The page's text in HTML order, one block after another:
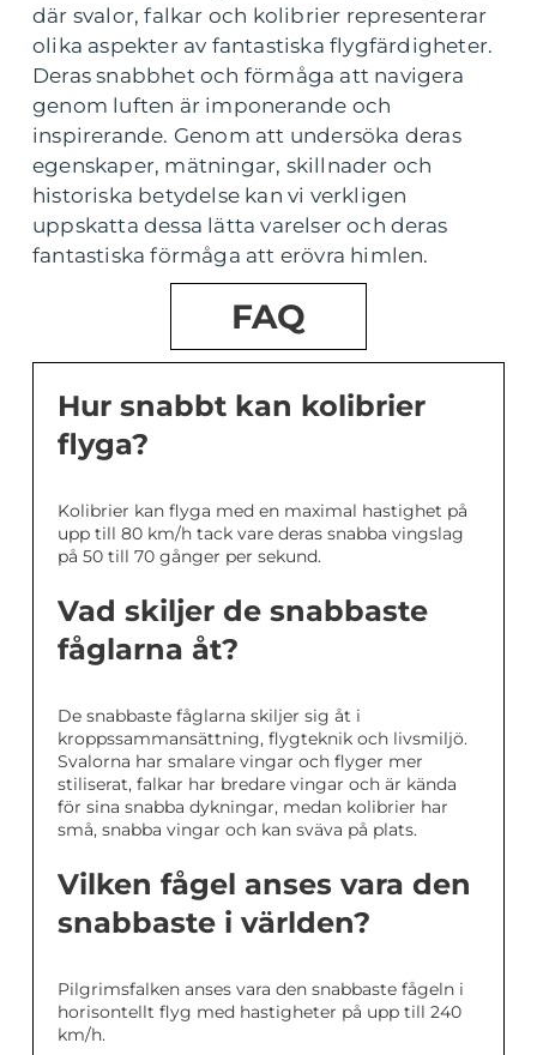
där svalor, falkar och kolibrier representerar
olika aspekter av fantastiska flygfärdigheter.
Deras snabbhet och förmåga att navigera
genom luften är imponerande och
inspirerande. Genom att undersöka deras
egenskaper, mätningar, skillnader och
historiska betydelse kan vi verkligen
uppskatta dessa lätta varelser och deras
fantastiska förmåga att erövra himlen.
FAQ
Hur snabbt kan kolibrier
flyga?
Kolibrier kan flyga med en maximal hastighet på
upp till 80 km/h tack vare deras snabba vingslag
på 50 till 70 gånger per sekund.
Vad skiljer de snabbaste
fåglarna åt?
De snabbaste fåglarna skiljer sig åt i
kroppssammansättning, flygteknik och livsmiljö.
Svalorna har smalare vingar och flyger mer
stiliserat, falkar har bredare vingar och är kända
för sina snabba dykningar, medan kolibrier har
små, snabba vingar och kan sväva på plats.
Vilken fågel anses vara den
snabbaste i världen?
Pilgrimsfalken anses vara den snabbaste fågeln i
horisontellt flyg med hastigheter på upp till 240
km/h.